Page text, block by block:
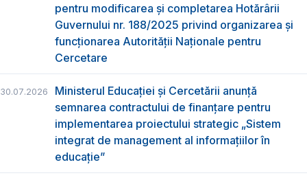
pentru modificarea și completarea Hotărârii
Guvernului nr. 188/2025 privind organizarea şi
funcţionarea Autorităţii Naţionale pentru
Cercetare
30.07.2026
Ministerul Educației și Cercetării anunță
semnarea contractului de finanțare pentru
implementarea proiectului strategic „Sistem
integrat de management al informațiilor în
educație”